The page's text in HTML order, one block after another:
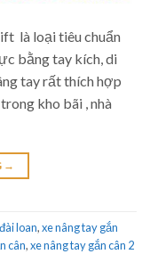
là loại tiêu chuẩn
bằng tay kích, di
tay rất thích hợp
kho bãi , nhà
→
loan,xe nâng tay gắn
cân,xe nâng tay gắn cân 2